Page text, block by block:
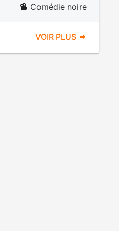
Comédie noire
VOIR PLUS